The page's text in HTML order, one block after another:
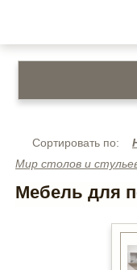
Сортировать по:
Мир столов и
Мебель для